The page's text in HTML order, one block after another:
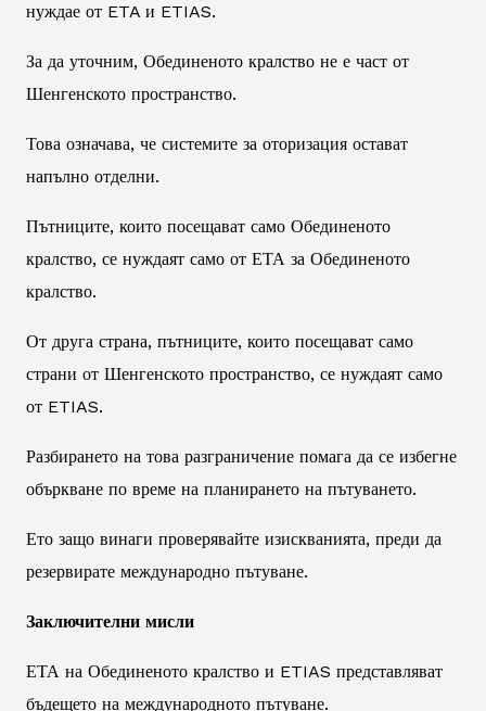
нуждае от ETA и ETIAS.
За да уточним, Обединеното кралство не е част от
Шенгенското пространство.
Това означава, че системите за оторизация остават
напълно отделни.
Пътниците, които посещават само Обединеното
кралство, се нуждаят само от ЕТА за Обединеното
кралство.
От друга страна, пътниците, които посещават само
страни от Шенгенското пространство, се нуждаят само
от ETIAS.
Разбирането на това разграничение помага да се избегне
объркване по време на планирането на пътуването.
Ето защо винаги проверявайте изискванията, преди да
резервирате международно пътуване.
Заключителни мисли
ЕТА на Обединеното кралство и ETIAS представляват
бъдещето на международното пътуване.